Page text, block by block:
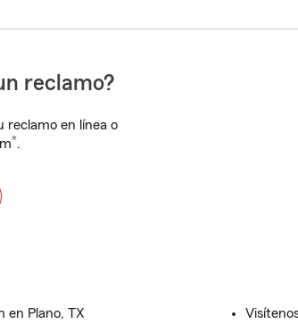
reclamo?
reclamo en línea o
®.
en Plano, TX